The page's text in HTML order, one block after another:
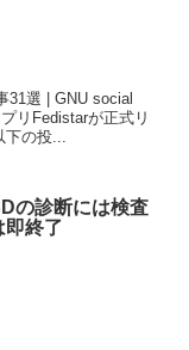
31選 | GNU social
リFedistarが正式リ
の投...
の診断には検査
即終了